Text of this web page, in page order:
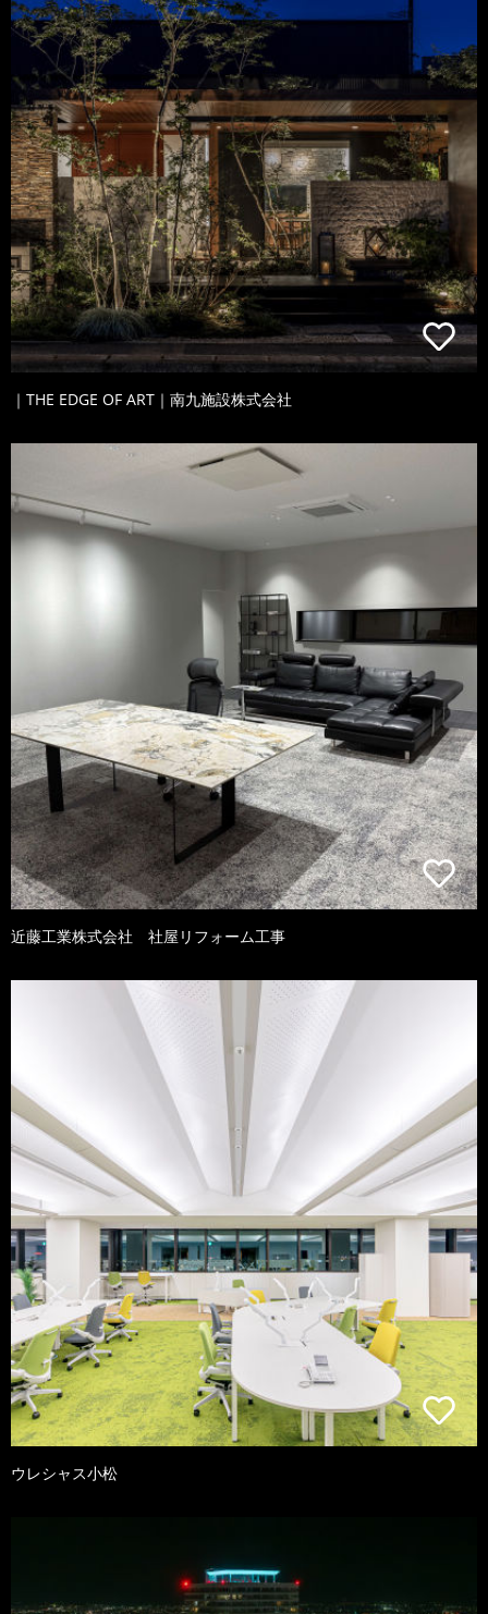
｜THE EDGE OF ART｜南九施設株式会社
近藤工業株式会社 社屋リフォーム工事
ウレシャス小松